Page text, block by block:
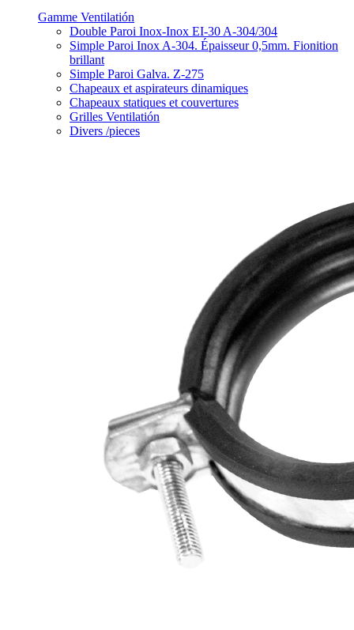
Gamme Ventilatión
Double Paroi Inox-Inox EI-30 A-304/304
Simple Paroi Inox A-304. Épaisseur 0,5mm. Fionition
brillant
Simple Paroi Galva. Z-275
Chapeaux et aspirateurs dinamiques
Chapeaux statiques et couvertures
Grilles Ventilatión
Divers /pieces